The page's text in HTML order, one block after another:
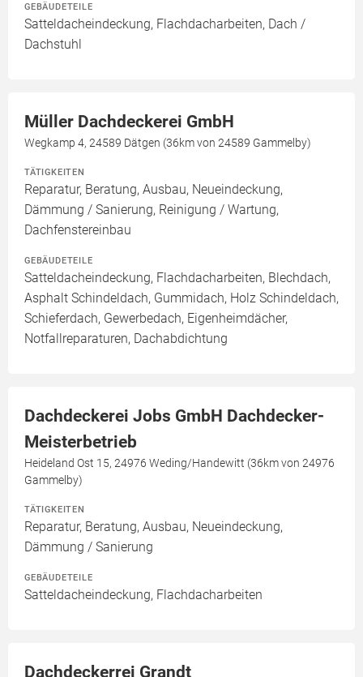
GEBÄUDETEILE
Satteldacheindeckung, Flachdacharbeiten, Dach /
Dachstuhl
Müller Dachdeckerei GmbH
Wegkamp 4, 24589 Dätgen (36km von 24589 Gammelby)
TÄTIGKEITEN
Reparatur, Beratung, Ausbau, Neueindeckung,
Dämmung / Sanierung, Reinigung / Wartung,
Dachfenstereinbau
GEBÄUDETEILE
Satteldacheindeckung, Flachdacharbeiten, Blechdach,
Asphalt Schindeldach, Gummidach, Holz Schindeldach,
Schieferdach, Gewerbedach, Eigenheimdächer,
Notfallreparaturen, Dachabdichtung
Dachdeckerei Jobs GmbH Dachdecker-
Meisterbetrieb
Heideland Ost 15, 24976 Weding/Handewitt (36km von 24976
Gammelby)
TÄTIGKEITEN
Reparatur, Beratung, Ausbau, Neueindeckung,
Dämmung / Sanierung
GEBÄUDETEILE
Satteldacheindeckung, Flachdacharbeiten
Dachdeckerrei Grandt